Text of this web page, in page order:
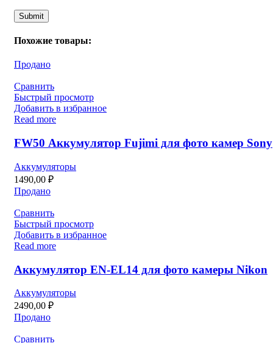
Похожие товары:
Продано
Сравнить
Быстрый просмотр
Добавить в избранное
Read more
FW50 Аккумулятор Fujimi для фото камер Sony
Аккумуляторы
1490,00 ₽
Продано
Сравнить
Быстрый просмотр
Добавить в избранное
Read more
Аккумулятор EN-EL14 для фото камеры Nikon
Аккумуляторы
2490,00 ₽
Продано
Сравнить